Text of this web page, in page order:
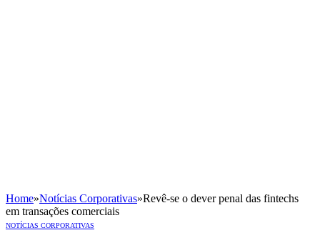
Home»Notícias Corporativas»Revê-se o dever penal das fintechs
em transações comerciais
NOTÍCIAS CORPORATIVAS